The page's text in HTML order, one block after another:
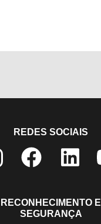
REDES SOCIAIS
RECONHECIMENTO E
SEGURANÇA